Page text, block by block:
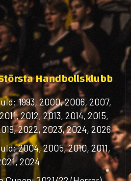
Handbollsklubb
1993, 2000, 2006, 2007,
2012, 2013, 2014, 2015,
2022, 2023, 2024, 2026
2004, 2005, 2010, 2011,
2024